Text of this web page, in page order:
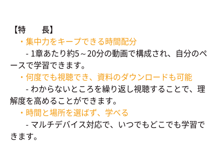
【特 長】
・集中力をキープできる時間配分
- 1章あたり約5～20分の動画で構成され、自分のペ
ースで学習できます。
・何度でも視聴でき、資料のダウンロードも可能
- わからないところを繰り返し視聴することで、理
解度を高めることができます。
・時間と場所を選ばず、学べる
- マルチデバイス対応で、いつでもどこでも学習で
きます。